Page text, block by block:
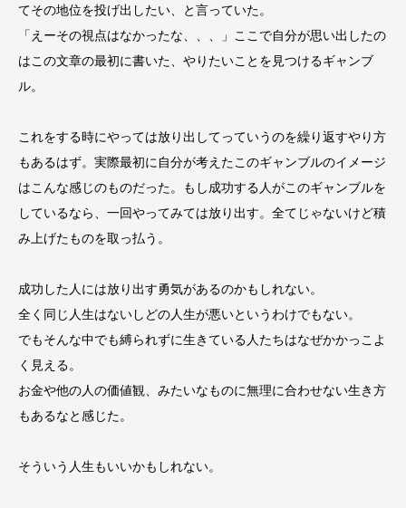
てその地位を投げ出したい、と言っていた。
「えーその視点はなかったな、、、」ここで自分が思い出したの
はこの文章の最初に書いた、やりたいことを見つけるギャンブ
ル。
これをする時にやっては放り出してっていうのを繰り返すやり方
もあるはず。実際最初に自分が考えたこのギャンブルのイメージ
はこんな感じのものだった。もし成功する人がこのギャンブルを
しているなら、一回やってみては放り出す。全てじゃないけど積
み上げたものを取っ払う。
成功した人には放り出す勇気があるのかもしれない。
全く同じ人生はないしどの人生が悪いというわけでもない。
でもそんな中でも縛られずに生きている人たちはなぜかかっこよ
く見える。
お金や他の人の価値観、みたいなものに無理に合わせない生き方
もあるなと感じた。
そういう人生もいいかもしれない。